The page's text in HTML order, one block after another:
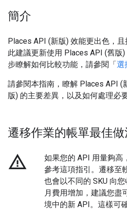
簡介
Places API (新版) 效能更出色，
此建議更新使用 Places API (舊版
步瞭解如何比較功能，請參閱「選
請參閱本指南，瞭解 Places API (
版) 的主要差異，以及如何處理必
遷移作業的帳單最佳
warning_amber
如果您的 API 用量夠高
參考這項指引。遷移至
也會以不同的 SKU 向
月費用增加，建議您盡
境中的新 API。這樣可